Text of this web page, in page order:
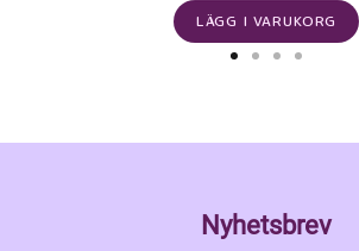
LÄGG I VARUKORG
Nyhetsbrev